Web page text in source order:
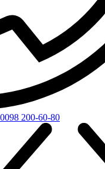
098 200-60-80